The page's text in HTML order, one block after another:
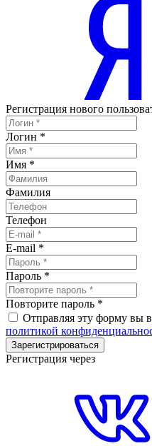
Регистрация нового
Логин *
Имя *
Фамилия
Телефон
E-mail *
Пароль *
Повторите пароль *
Отправляя эту форму вы
политикой
Зарегистрироваться
Регистрация через